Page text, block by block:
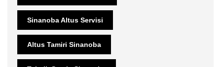
Sinanoba Altus Servisi
Altus Tamiri Sinanoba